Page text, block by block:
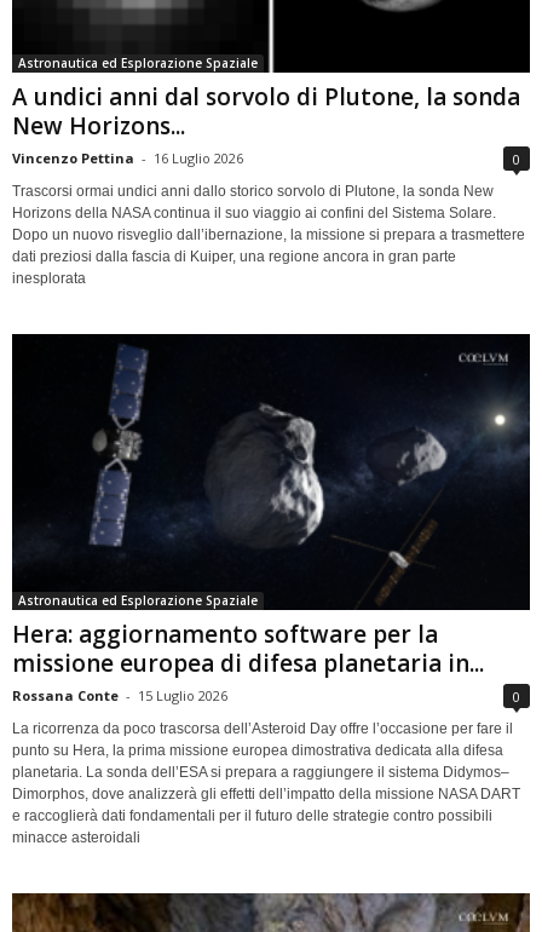
Astronautica ed Esplorazione Spaziale
A undici anni dal sorvolo di Plutone, la sonda
New Horizons...
Vincenzo Pettina - 16 Luglio 2026 0
Trascorsi ormai undici anni dallo storico sorvolo di Plutone, la sonda New
Horizons della NASA continua il suo viaggio ai confini del Sistema Solare.
Dopo un nuovo risveglio dall’ibernazione, la missione si prepara a trasmettere
dati preziosi dalla fascia di Kuiper, una regione ancora in gran parte
inesplorata
Astronautica ed Esplorazione Spaziale
Hera: aggiornamento software per la
missione europea di difesa planetaria in...
Rossana Conte - 15 Luglio 2026 0
La ricorrenza da poco trascorsa dell’Asteroid Day offre l’occasione per fare il
punto su Hera, la prima missione europea dimostrativa dedicata alla difesa
planetaria. La sonda dell’ESA si prepara a raggiungere il sistema Didymos–
Dimorphos, dove analizzerà gli effetti dell’impatto della missione NASA DART
e raccoglierà dati fondamentali per il futuro delle strategie contro possibili
minacce asteroidali